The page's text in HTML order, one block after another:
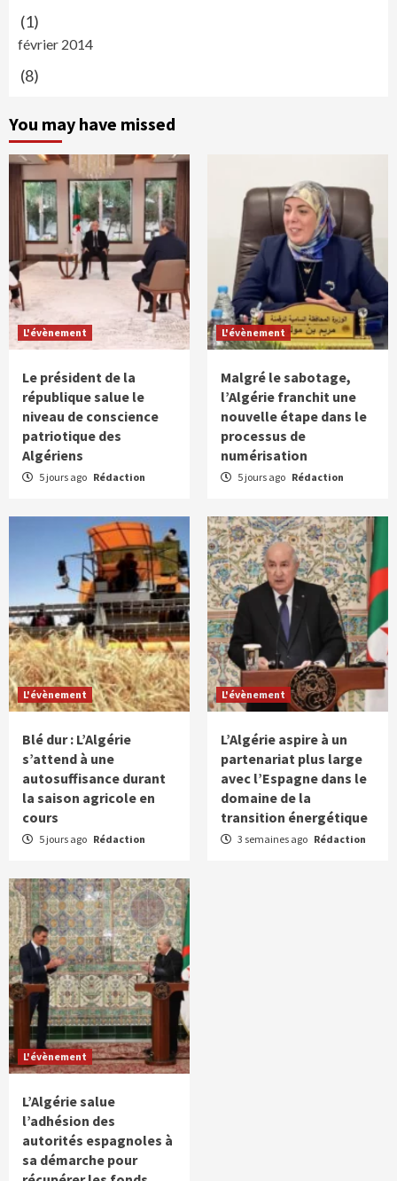
(1)
février 2014
(8)
You may have missed
L'évènement
Le président de la
république salue le
niveau de conscience
patriotique des
Algériens
5 jours ago Rédaction
L'évènement
Malgré le sabotage,
l’Algérie franchit une
nouvelle étape dans le
processus de
numérisation
5 jours ago Rédaction
L'évènement
Blé dur : L’Algérie
s’attend à une
autosuffisance durant
la saison agricole en
cours
5 jours ago Rédaction
L'évènement
L’Algérie aspire à un
partenariat plus large
avec l’Espagne dans le
domaine de la
transition énergétique
3 semaines ago Rédaction
L'évènement
L’Algérie salue
l’adhésion des
autorités espagnoles à
sa démarche pour